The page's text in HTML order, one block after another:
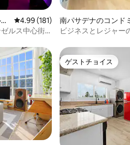
価 レビュー181件、5つ星中4.99つ星
4.99 (181)
ルス中心街
南パサデナのコンド
ビジネスとレジャー
ゲストチョイス
ゲストチョイス